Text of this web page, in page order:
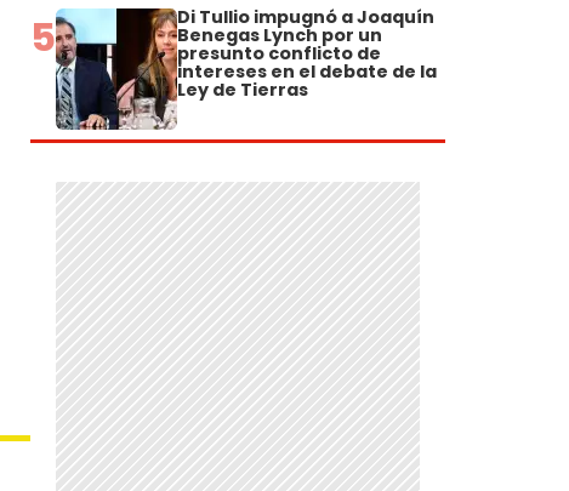
5 Di Tullio impugnó a Joaquín
Benegas Lynch por un
presunto conflicto de
intereses en el debate de la
Ley de Tierras